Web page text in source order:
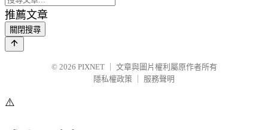
推薦文章
關閉搜尋
© 2026 PIXNET
文章與圖片權利屬原作者所有
隱私權政策
服務聲明
⚠️